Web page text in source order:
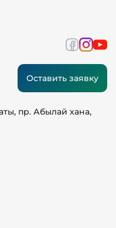
Оставить заявку
пр. Абылай хана,